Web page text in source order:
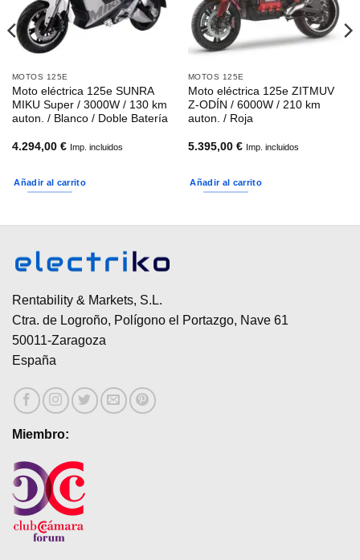
MOTOS 125E
Moto eléctrica 125e SUNRA
MIKU Super / 3000W / 130 km
auton. / Blanco / Doble Batería
4.294,00 € Imp. incluidos
Añadir al carrito
MOTOS 125E
Moto eléctrica 125e ZITMUV
Z-ODÍN / 6000W / 210 km
auton. / Roja
5.395,00 € Imp. incluidos
Añadir al carrito
Rentability & Markets, S.L.
Ctra. de Logroño, Polígono el Portazgo, Nave 61
50011-Zaragoza
España
Miembro: